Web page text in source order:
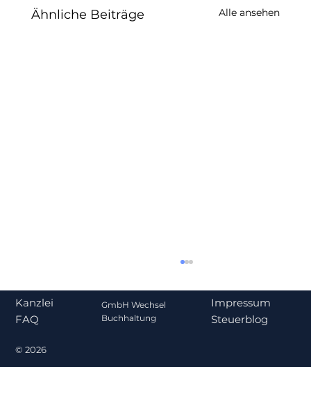
Ähnliche Beiträge Alle ansehen
Kanzlei
FAQ
Impressum
Steuerblog
© 2026
GmbH Wechsel
Buchhaltung